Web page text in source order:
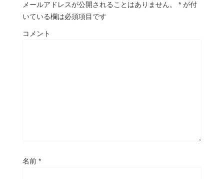
メールアドレスが公開されることはありません。 * が付
いている欄は必須項目です
コメント
名前 *